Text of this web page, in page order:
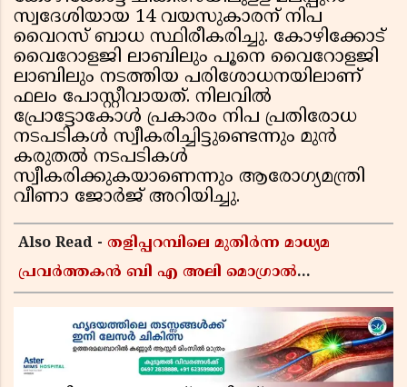
സ്വദേശിയായ 14 വയസുകാരന് നിപ
വൈറസ് ബാധ സ്ഥിരീകരിച്ചു. കോഴിക്കോട്
വൈറോളജി ലാബിലും പൂനെ വൈറോളജി
ലാബിലും നടത്തിയ പരിശോധനയിലാണ്
ഫലം പോസ്റ്റീവായത്. നിലവിൽ
പ്രോട്ടോകോൾ പ്രകാരം നിപ പ്രതിരോധ
നടപടികൾ സ്വീകരിച്ചിട്ടുണ്ടെന്നും മുൻ
കരുതൽ നടപടികൾ
സ്വീകരിക്കുകയാണെന്നും ആരോഗ്യമന്ത്രി
വീണാ ജോർജ് അറിയിച്ചു.
Also Read - തളിപ്പറമ്പിലെ മുതിർന്ന മാധ്യമ
പ്രവർത്തകൻ ബി എ അലി മൊഗ്രാൽ